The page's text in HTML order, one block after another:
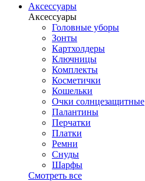
Аксессуары
Аксессуары
Головные уборы
Зонты
Картхолдеры
Ключницы
Комплекты
Косметички
Кошельки
Очки солнцезащитные
Палантины
Перчатки
Платки
Ремни
Снуды
Шарфы
Смотреть все